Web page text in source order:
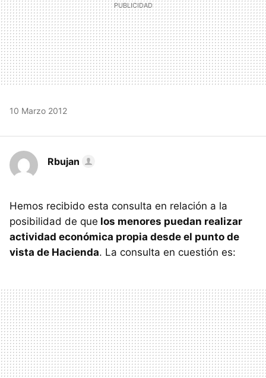
10 Marzo 2012
Rbujan
Hemos recibido esta consulta en relación a la
posibilidad de que los menores puedan realizar
actividad económica propia desde el punto de
vista de Hacienda. La consulta en cuestión es: